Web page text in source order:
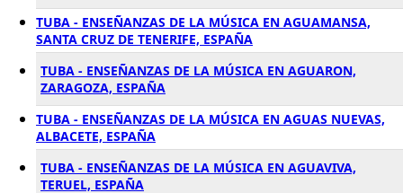
TUBA - ENSEÑANZAS DE LA MÚSICA EN AGUAMANSA,
SANTA CRUZ DE TENERIFE, ESPAÑA
TUBA - ENSEÑANZAS DE LA MÚSICA EN AGUARON,
ZARAGOZA, ESPAÑA
TUBA - ENSEÑANZAS DE LA MÚSICA EN AGUAS NUEVAS,
ALBACETE, ESPAÑA
TUBA - ENSEÑANZAS DE LA MÚSICA EN AGUAVIVA,
TERUEL, ESPAÑA